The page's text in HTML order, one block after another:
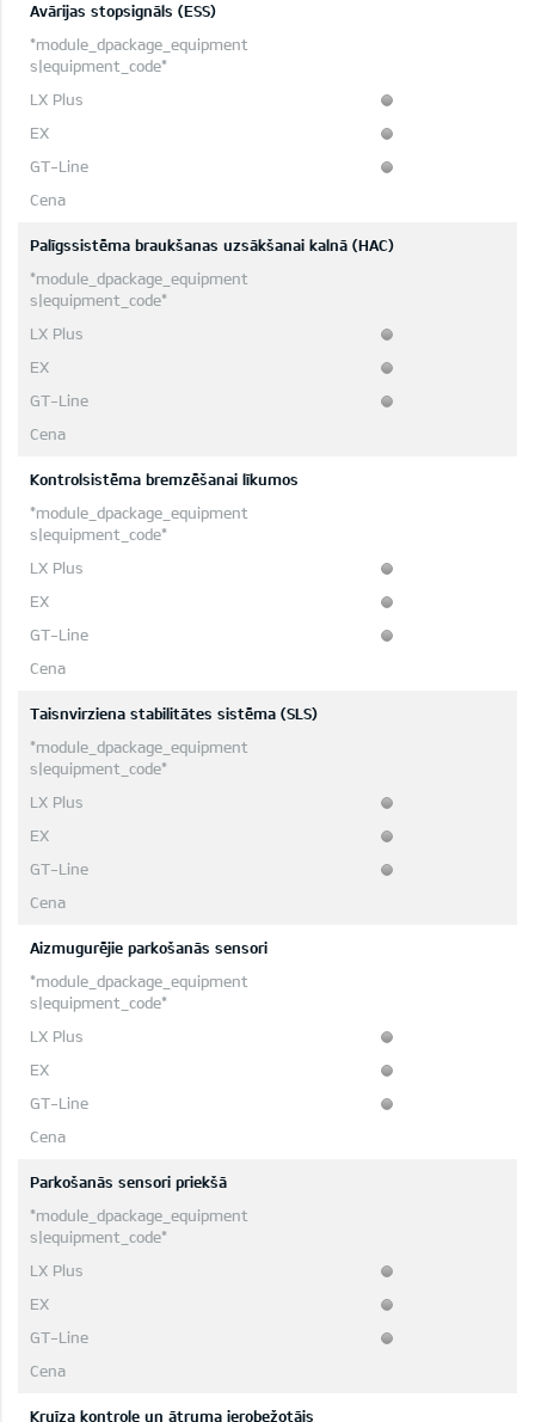
Avārijas stopsignāls (ESS)
Palīgssistēma braukšanas uzsākšanai kalnā (HAC)
Kontrolsistēma bremzēšanai līkumos
Taisnvirziena stabilitātes sistēma (SLS)
Aizmugurējie parkošanās sensori
Parkošanās sensori priekšā
Kruīza kontrole un ātruma ierobežotājs